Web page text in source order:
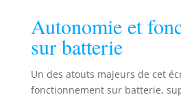
Autonomie et
sur batterie
Un des atouts majeurs de cet
fonctionnement sur batterie,